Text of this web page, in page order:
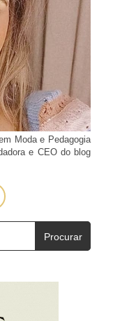
Moda e Pedagogia
e CEO do blog
Procurar